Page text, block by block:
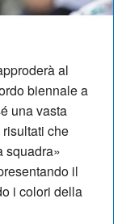
al
biennale a
una vasta
che
squadra»
il
i colori della